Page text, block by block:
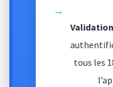
→
tous les